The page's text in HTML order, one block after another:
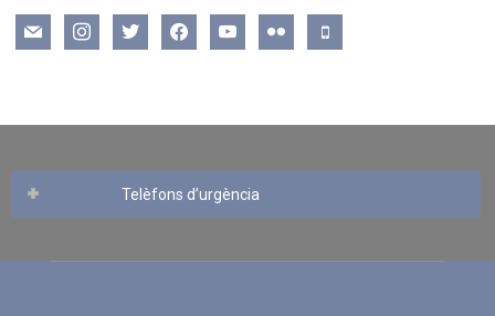
mail instagramtwitter facebookyoutube flickr mobile
Telèfons d’urgència